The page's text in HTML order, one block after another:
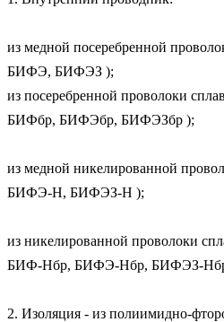
из медной посеребренной
БИФЭ, БИФЭЗ );
из посеребренной проволоки
БИФбр, БИФЭбр, БИФЭЗбр );
из медной никелированной
БИФЭ-Н, БИФЭЗ-Н );
из никелированной проволоки
БИФ-Нбр, БИФЭ-Нбр, БИФЭЗ-
2. Изоляция - из полиимидно-